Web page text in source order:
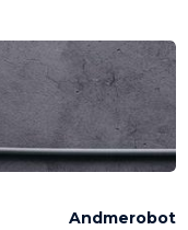
Andmerobot